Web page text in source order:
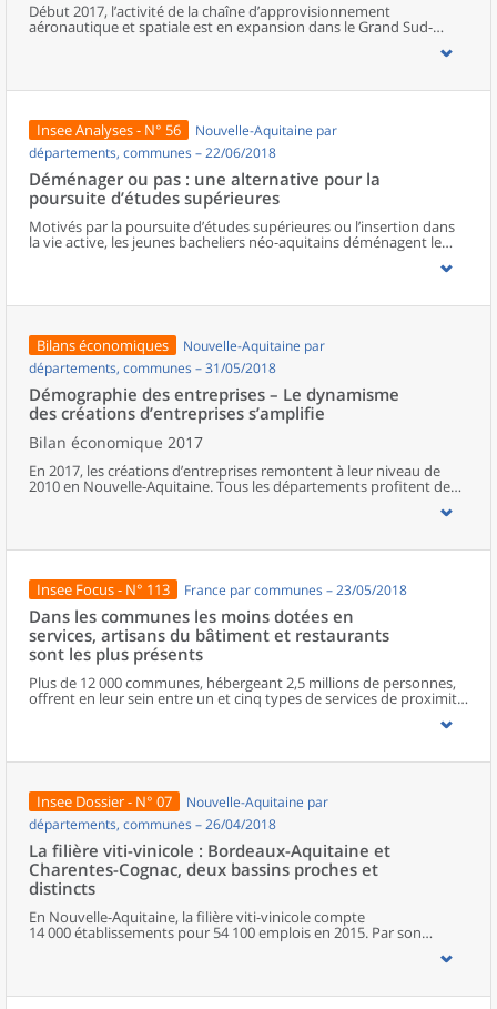
Début 2017, l’activité de la chaîne d’approvisionnement
aéronautique et spatiale est en expansion dans le Grand Sud-
Ouest : tous les secteurs se mobilisent pour répondre à la forte
demande des grands constructeurs. Les usines et les sociétés de
capacité de production. Pour adapter leur offre, les chefs
recruter et de former sans recourir davantage à la sous-traitance
ou à l’emploi intérimaire.
Insee Analyses - N° 56
Nouvelle-Aquitaine par
départements, communes – 22/06/2018
Déménager ou pas : une alternative pour la
poursuite d’études supérieures
Motivés par la poursuite d’études supérieures ou l’insertion dans
la vie active, les jeunes bacheliers néo-aquitains déménagent le
plus souvent à 18 ans. Ils convergent principalement vers les trois
plus grands sites universitaires de la région : Bordeaux, Limoges et
et davantage parmi les plus éloignés des principaux lieux de
de l’environnement familial influe aussi sur les mobilités. Ainsi, les
bacheliers issus de catégories défavorisées au regard de ces
éléments, sont proportionnellement moins nombreux à
déménager, compte tenu des coûts pour se loger, avec le risque
d’assumer des trajets quotidiens plus longs. Ils sont également
conduits à choisir les formations les plus proches du domicile de
leurs parents, souvent des sections de technicien supérieur en
production.
Bilans économiques
Nouvelle-Aquitaine par
départements, communes – 31/05/2018
Démographie des entreprises – Le dynamisme
des créations d’entreprises s’amplifie
Bilan économique 2017
En 2017, les créations d’entreprises remontent à leur niveau de
2010 en Nouvelle-Aquitaine. Tous les départements profitent de
cette embellie. Les entreprises « classiques » bénéficient de cette
progression énergique, mais également les micro-entreprises qui
performances concernent tous les secteurs d’activité. Le nombre
Insee Focus - N° 113
France par communes – 23/05/2018
Dans les communes les moins dotées en
services, artisans du bâtiment et restaurants
sont les plus présents
Plus de 12 000 communes, hébergeant 2,5 millions de personnes,
offrent en leur sein entre un et cinq types de services de proximité.
Dans ces communes, les artisans et les restaurants sont les plus
boulangeries ou les supérettes, n’apparaissent de façon
services de proximité. Quant aux services médicaux, ils sont situés
dans des communes bénéficiant d’un nombre d’équipements
encore plus large. Aux communes qui possèdent au moins un
service de proximité, s’ajoutent 1 888 communes qui n’en
possèdent aucun. Elles abritent 162 000 habitants.
Insee Dossier - N° 07
Nouvelle-Aquitaine par
départements, communes – 26/04/2018
La filière viti-vinicole : Bordeaux-Aquitaine et
Charentes-Cognac, deux bassins proches et
distincts
En Nouvelle-Aquitaine, la filière viti-vinicole compte
14 000 établissements pour 54 100 emplois en 2015. Par son
orientation agricole, elle emploie 10 300 non-salariés, soit
davantage qu’en moyenne dans l’économie régionale. De la culture
transformation du vin, la filière occupe une place essentielle dans